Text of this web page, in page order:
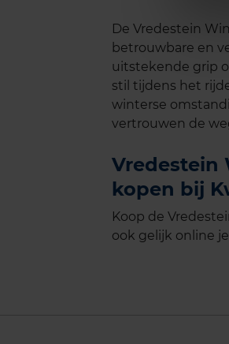
De Vredestein
betrouwbare en
uitstekende grip
stil tijdens het
winterse
vertrouwen de
Vredestein
kopen bij
Koop de
ook gelijk online